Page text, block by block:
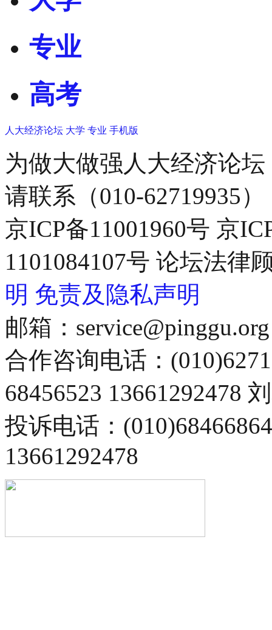
专业
高考
人大经济论坛 大学 专业 手机版
为做大做强人大经济论
请联系（010-62719935）
京ICP备11001960号 京
1101084107号 论坛法律
明 免责及隐私声明
邮箱：service@pinggu.org
合作咨询电话：
68456523 13661292478
投诉电话：
13661292478